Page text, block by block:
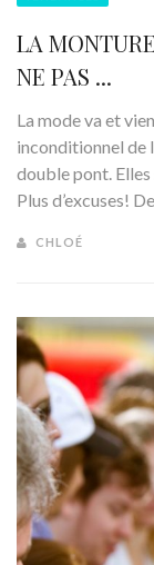
LA
NE PAS ...
La mode va et
inconditionnel de
double pont.
Plus d’excuses!
CHLOÉ